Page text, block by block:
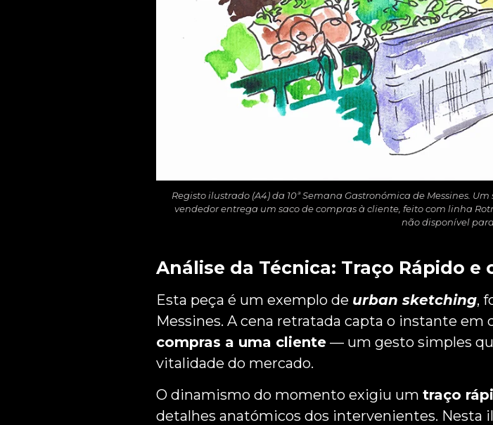
Registo ilustrado (A4) da 10ª Semana Gastronómica de Messines.
vendedor entrega um saco de compras à cliente, feito com linha
não disponível
Análise da Técnica: Traço Rápido e
Esta peça é um exemplo de urban sketching,
Messines. A cena retratada capta o instante em
compras a uma cliente — um gesto simples
vitalidade do mercado.
O dinamismo do momento exigiu um traço
detalhes anatómicos dos intervenientes. Nesta